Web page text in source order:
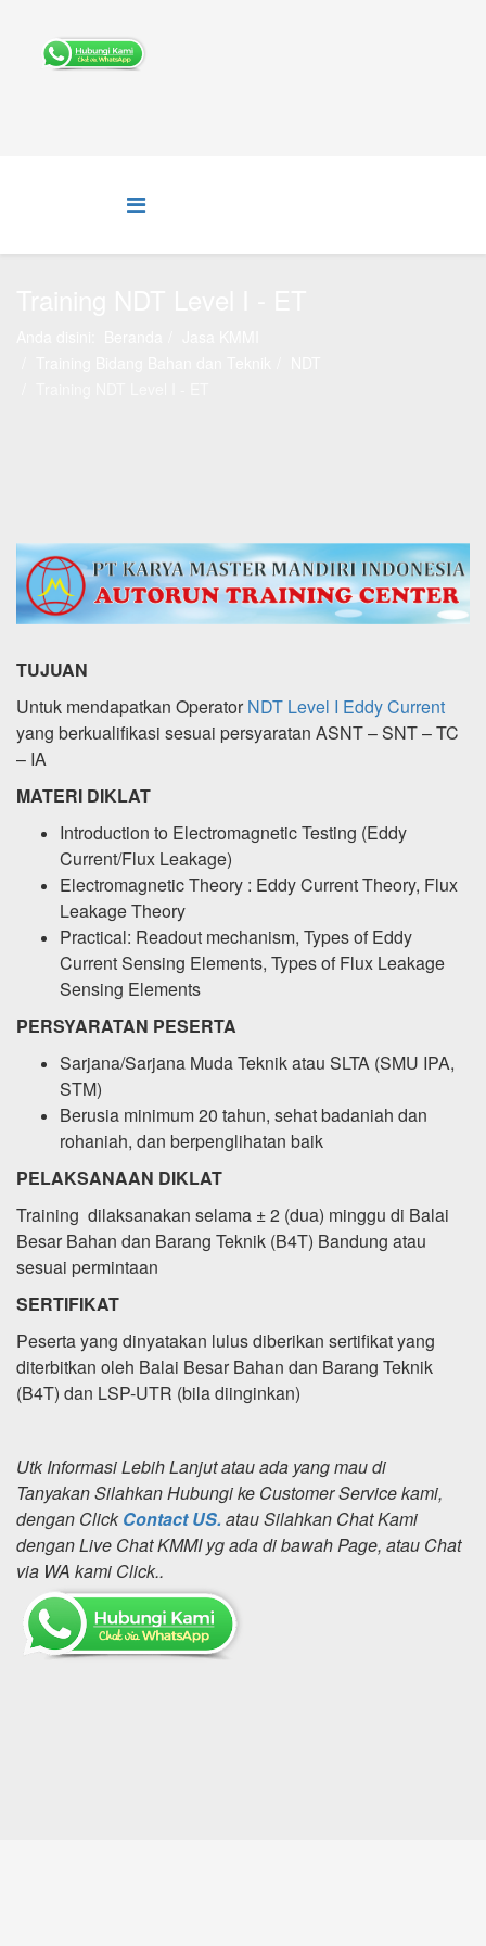
TUJUAN
Untuk mendapatkan Operator NDT Level I Eddy Current
yang berkualifikasi sesuai persyaratan ASNT – SNT – TC
– IA
MATERI DIKLAT
Introduction to Electromagnetic Testing (Eddy
Current/Flux Leakage)
Electromagnetic Theory : Eddy Current Theory, Flux
Leakage Theory
Practical: Readout mechanism, Types of Eddy
Current Sensing Elements, Types of Flux Leakage
Sensing Elements
PERSYARATAN PESERTA
Sarjana/Sarjana Muda Teknik atau SLTA (SMU IPA,
STM)
Berusia minimum 20 tahun, sehat badaniah dan
rohaniah, dan berpenglihatan baik
PELAKSANAAN DIKLAT
Training dilaksanakan selama ± 2 (dua) minggu di Balai
Besar Bahan dan Barang Teknik (B4T) Bandung atau
sesuai permintaan
SERTIFIKAT
Peserta yang dinyatakan lulus diberikan sertifikat yang
diterbitkan oleh Balai Besar Bahan dan Barang Teknik
(B4T) dan LSP-UTR (bila diinginkan)
Utk Informasi Lebih Lanjut atau ada yang mau di
Tanyakan Silahkan Hubungi ke Customer Service kami,
dengan ClickContact US. atau Silahkan Chat Kami
dengan Live Chat KMMI yg ada di bawah Page, atau Chat
via WA kami Click..